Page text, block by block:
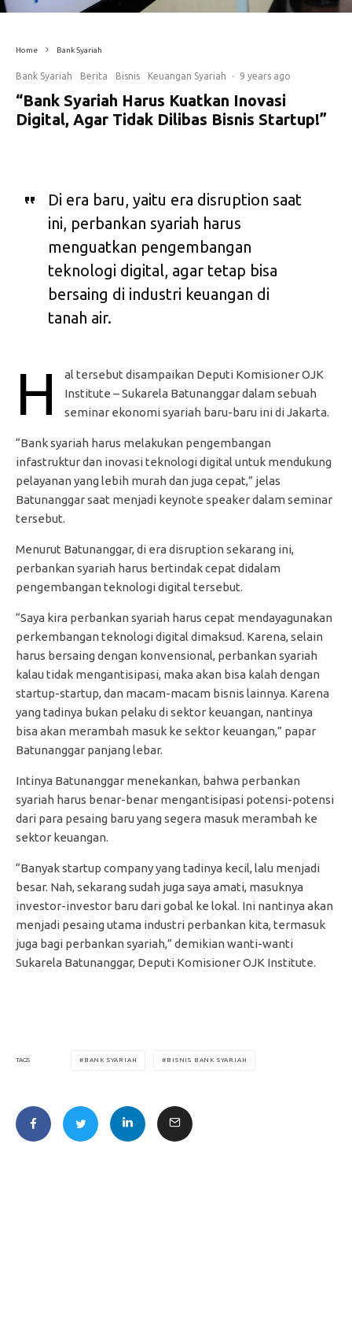
Home Bank Syariah
Bank Syariah Berita Bisnis Keuangan Syariah · 9 years ago
“Bank Syariah Harus Kuatkan Inovasi
Digital, Agar Tidak Dilibas Bisnis Startup!”
Di era baru, yaitu era disruption saat
ini, perbankan syariah harus
menguatkan pengembangan
teknologi digital, agar tetap bisa
bersaing di industri keuangan di
tanah air.
H
al tersebut disampaikan Deputi Komisioner OJK
Institute – Sukarela Batunanggar dalam sebuah
seminar ekonomi syariah baru-baru ini di Jakarta.
“Bank syariah harus melakukan pengembangan
infastruktur dan inovasi teknologi digital untuk mendukung
pelayanan yang lebih murah dan juga cepat,” jelas
Batunanggar saat menjadi keynote speaker dalam seminar
tersebut.
Menurut Batunanggar, di era disruption sekarang ini,
perbankan syariah harus bertindak cepat didalam
pengembangan teknologi digital tersebut.
“Saya kira perbankan syariah harus cepat mendayagunakan
perkembangan teknologi digital dimaksud. Karena, selain
harus bersaing dengan konvensional, perbankan syariah
kalau tidak mengantisipasi, maka akan bisa kalah dengan
startup-startup, dan macam-macam bisnis lainnya. Karena
yang tadinya bukan pelaku di sektor keuangan, nantinya
bisa akan merambah masuk ke sektor keuangan,” papar
Batunanggar panjang lebar.
Intinya Batunanggar menekankan, bahwa perbankan
syariah harus benar-benar mengantisipasi potensi-potensi
dari para pesaing baru yang segera masuk merambah ke
sektor keuangan.
“Banyak startup company yang tadinya kecil, lalu menjadi
besar. Nah, sekarang sudah juga saya amati, masuknya
investor-investor baru dari gobal ke lokal. Ini nantinya akan
menjadi pesaing utama industri perbankan kita, termasuk
juga bagi perbankan syariah,” demikian wanti-wanti
Sukarela Batunanggar, Deputi Komisioner OJK Institute.
TAGS BANK SYARIAH BISNIS BANK SYARIAH